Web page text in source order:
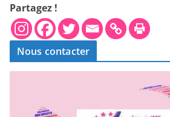
Partagez !
Nous contacter